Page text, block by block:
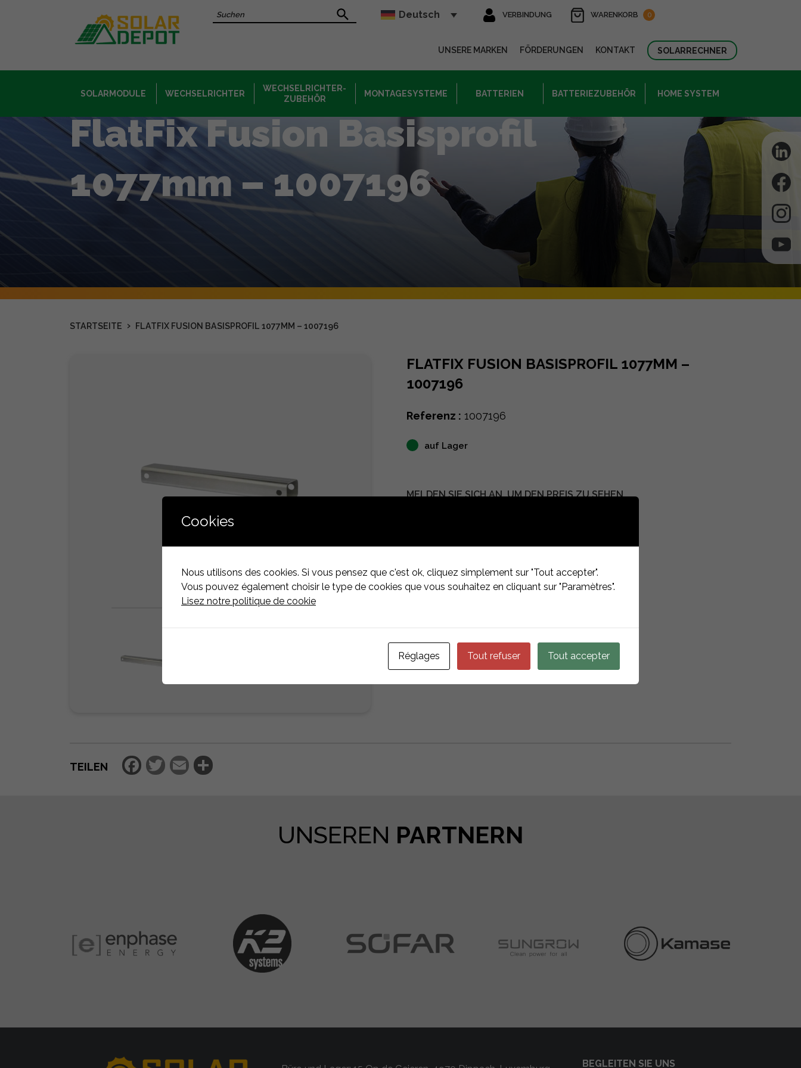
Recherche sur le site
Deutsch VERBINDUNG WARENKORB 0
UNSERE MARKEN FÖRDERUNGEN KONTAKT SOLARRECHNER
SOLARMODULE WECHSELRICHTER
WECHSELRICHTER-
ZUBEHÖR
MONTAGESYSTEME BATTERIEN BATTERIEZUBEHÖR HOME SYSTEM
FlatFix Fusion Basisprofil
1077mm – 1007196
STARTSEITE › FLATFIX FUSION BASISPROFIL 1077MM – 1007196
FLATFIX FUSION BASISPROFIL 1077MM –
1007196
Referenz : 1007196
auf Lager
MELDEN SIE SICH AN, UM DEN PREIS ZU SEHEN
Hersteller Esdec
Art der Komponente Zubehör
TEILEN Facebook
Twitter
Email
UNSEREN PARTNERN
BEGLEITEN SIE UNS
Cookies
Nous utilisons des cookies. Si vous pensez que c'est ok, cliquez simplement sur "Tout accepter".
Vous pouvez également choisir le type de cookies que vous souhaitez en cliquant sur "Paramètres".
Lisez notre politique de cookie
Réglages Tout refuser Tout accepter